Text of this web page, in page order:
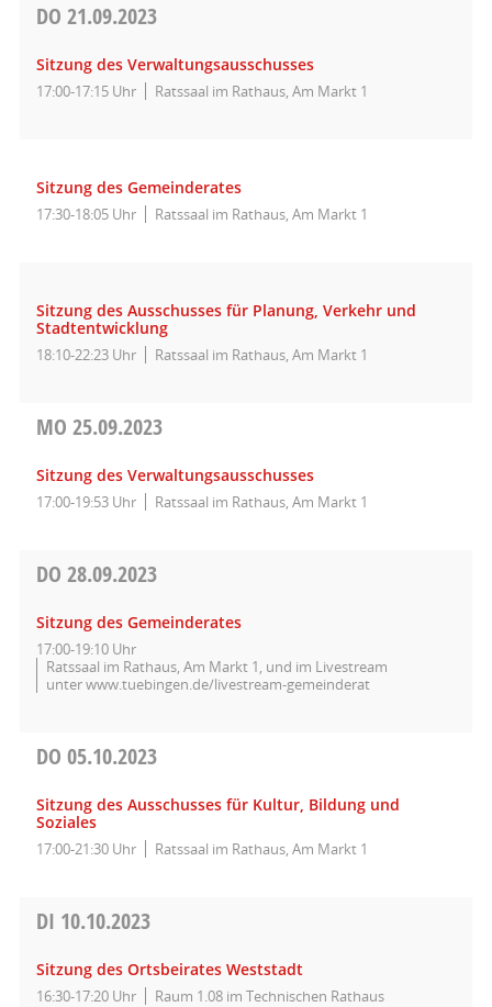
DO 21.09.2023
Sitzung des Verwaltungsausschusses
17:00-17:15 Uhr Ratssaal im Rathaus, Am Markt 1
Sitzung des Gemeinderates
17:30-18:05 Uhr Ratssaal im Rathaus, Am Markt 1
Sitzung des Ausschusses für Planung, Verkehr und
Stadtentwicklung
18:10-22:23 Uhr Ratssaal im Rathaus, Am Markt 1
MO 25.09.2023
Sitzung des Verwaltungsausschusses
17:00-19:53 Uhr Ratssaal im Rathaus, Am Markt 1
DO 28.09.2023
Sitzung des Gemeinderates
17:00-19:10 Uhr
Ratssaal im Rathaus, Am Markt 1, und im Livestream
unter www.tuebingen.de/livestream-gemeinderat
DO 05.10.2023
Sitzung des Ausschusses für Kultur, Bildung und
Soziales
17:00-21:30 Uhr Ratssaal im Rathaus, Am Markt 1
DI 10.10.2023
Sitzung des Ortsbeirates Weststadt
16:30-17:20 Uhr Raum 1.08 im Technischen Rathaus